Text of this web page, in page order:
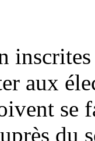
aux
se
du